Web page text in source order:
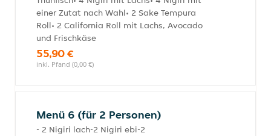
einer Zutat nach Wahl• 2 Sake Tempura
Roll• 2 California Roll mit Lachs, Avocado
und Frischkäse
55,90 €
inkl. Pfand (0,00 €)
Menü 6 (für 2 Personen)
- 2 Nigiri lach-2 Nigiri ebi-2